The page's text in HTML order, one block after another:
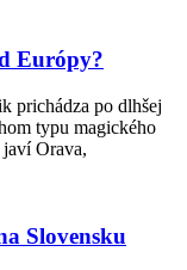
Európy?
prichádza po dlhšej
typu magického
javí Orava,
Slovensku